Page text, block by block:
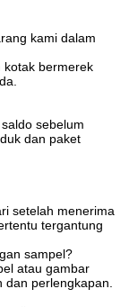
kami dalam
kotak bermerek
sebelum
dan paket
setelah menerima
tergantung
sampel?
atau gambar
perlengkapan.